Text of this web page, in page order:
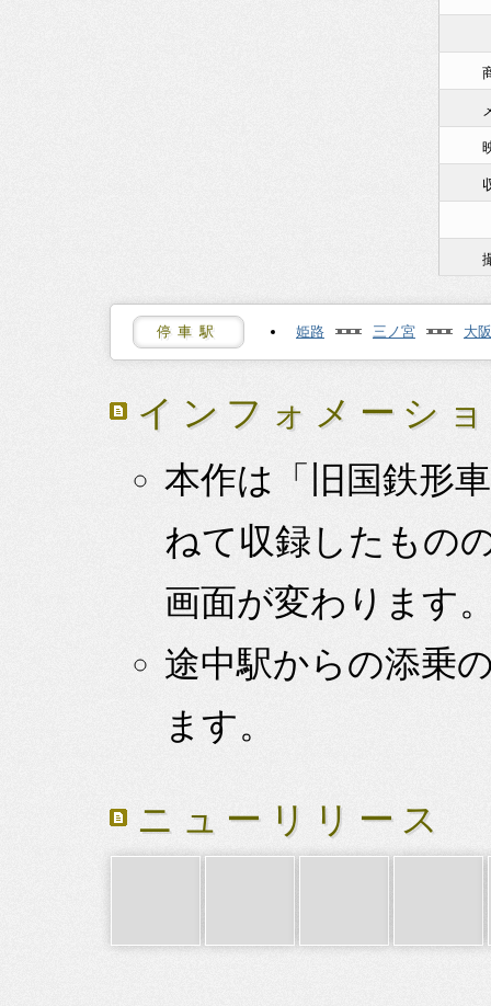
停車駅 姫路 三ノ宮 大阪
インフォメーシ
本作は「旧国鉄形
ねて収録したもの
画面が変わります
途中駅からの添乗
ます。
ニューリリース